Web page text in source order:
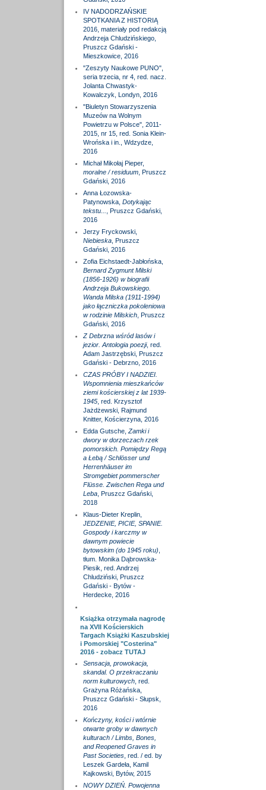
IV NADODRZAŃSKIE
SPOTKANIA Z HISTORIĄ
2016, materiały pod redakcją
Andrzeja Chludzińskiego,
Pruszcz Gdański -
Mieszkowice, 2016
"Zeszyty Naukowe PUNO",
seria trzecia, nr 4, red. nacz.
Jolanta Chwastyk-
Kowalczyk, Londyn, 2016
"Biuletyn Stowarzyszenia
Muzeów na Wolnym
Powietrzu w Polsce", 2011-
2015, nr 15, red. Sonia Klein-
Wrońska i in., Wdzydze,
2016
Michał Mikołaj Pieper,
moralne / residuum, Pruszcz
Gdański, 2016
Anna Łozowska-
Patynowska, Dotykając
tekstu...
, Pruszcz Gdański,
2016
Jerzy Fryckowski,
Niebieska, Pruszcz
Gdański, 2016
Zofia Eichstaedt-Jabłońska,
Bernard Zygmunt Milski
(1856-1926) w biografii
Andrzeja Bukowskiego.
Wanda Milska (1911-1994)
jako łączniczka pokoleniowa
w rodzinie Milskich, Pruszcz
Gdański, 2016
Z Debrzna wśród lasów i
jezior. Antologia poezji, red.
Adam Jastrzębski, Pruszcz
Gdański - Debrzno, 2016
CZAS PRÓBY I NADZIEI.
Wspomnienia mieszkańców
ziemi kościerskiej z lat 1939-
1945, red. Krzysztof
Jażdżewski, Rajmund
Knitter, Kościerzyna, 2016
Edda Gutsche, Zamki i
dwory w dorzeczach rzek
pomorskich. Pomiędzy Regą
a Łebą / Schlösser und
Herrenhäuser im
Stromgebiet pommerscher
Flüsse. Zwischen Rega und
Leba, Pruszcz Gdański,
2018
Klaus-Dieter Kreplin,
JEDZENIE, PICIE, SPANIE.
Gospody i karczmy w
dawnym powiecie
bytowskim (do 1945 roku)
tłum. Monika Dąbrowska-
Piesik, red. Andrzej
Chludziński, Pruszcz
Gdański - Bytów -
Herdecke, 2016
Książka otrzymała nagrodę
na XVII Kościerskich
Targach Książki Kaszubskiej
i Pomorskiej "Costerina"
2016 - zobacz TUTAJ
Sensacja, prowokacja,
skandal. O przekraczaniu
norm kulturowych, red.
Grażyna Różańska,
Pruszcz Gdański - Słupsk,
2016
Kończyny, kości i wtórnie
otwarte groby w dawnych
kulturach / Limbs, Bones,
and Reopened Graves in
Past Societies, red. / ed. by
Leszek Gardeła, Kamil
Kajkowski, Bytów, 2015
NOWY DZIEŃ. Powojenna